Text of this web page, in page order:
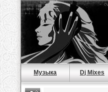
Музыка Dj Mixes